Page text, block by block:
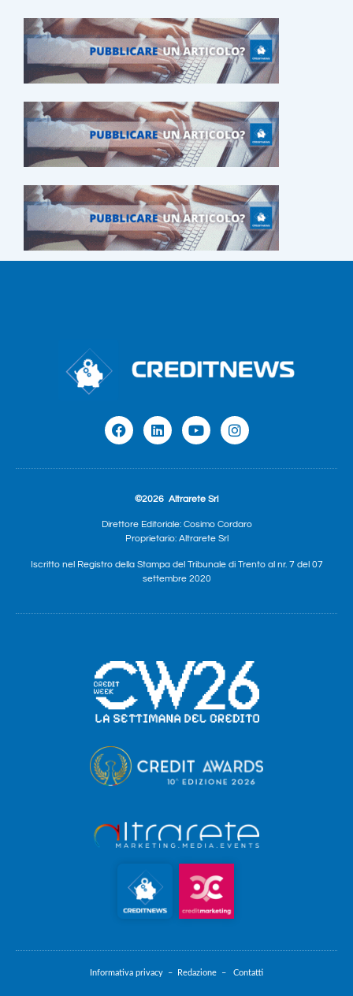
©2026 Altrarete Srl
Direttore Editoriale: Cosimo Cordaro
Proprietario: Altrarete Srl
Iscritto nel Registro della Stampa del Tribunale di Trento al nr. 7 del 07
settembre 2020
Informativa privacy – Redazione – Contatti